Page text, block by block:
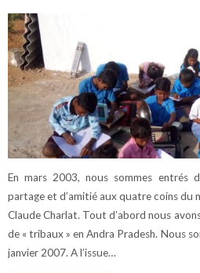
En mars 2003, nous sommes entrés
partage et d’amitié aux quatre coins du
Claude Charlat. Tout d’abord nous
de « tribaux » en Andra Pradesh. Nous
janvier 2007. A l’issue…